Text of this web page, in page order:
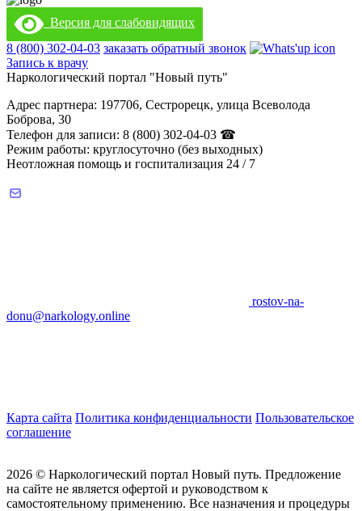
Версия для слабовидящих
8 (800) 302-04-03 заказать обратный звонок
Запись к врачу
Наркологический портал "Новый путь"
Адрес партнера: 197706, Сестрорецк, улица Всеволода
Боброва, 30
Телефон для записи: 8 (800) 302-04-03 ☎
Режим работы: круглосуточно (без выходных)
Неотложная помощь и госпитализация 24 / 7
rostov-na-
donu@narkology.online
Карта сайта Политика конфиденциальности Пользовательское
соглашение
2026 © Наркологический портал Новый путь. Предложение
на сайте не является офертой и руководством к
самостоятельному применению. Все назначения и процедуры